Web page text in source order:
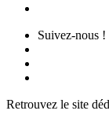
Suivez-nous !
Retrouvez le site